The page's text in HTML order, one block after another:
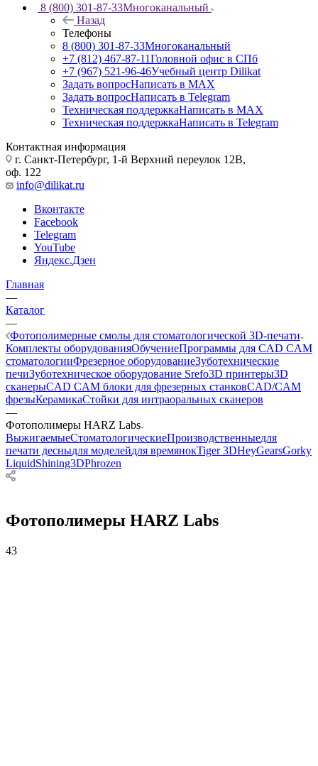
8 (800) 301-87-33Многоканальный
Назад
Телефоны
8 (800) 301-87-33Многоканальный
+7 (812) 467-87-11Головной офис в СПб
+7 (967) 521-96-46Учебный центр Dilikat
Задать вопросНаписать в MAX
Задать вопросНаписать в Telegram
Техническая поддержкаНаписать в MAX
Техническая поддержкаНаписать в Telegram
Контактная информация
г. Санкт-Петербург, 1-й Верхний переулок 12В,
оф. 122
info@dilikat.ru
Вконтакте
Facebook
Telegram
YouTube
Яндекс.Дзен
Главная
—
Каталог
—
Фотополимерные смолы для стоматологической 3D-печати
Комплекты оборудованияОбучениеПрограммы для CAD CAM
стоматологииФрезерное оборудованиеЗуботехнические
печиЗуботехническое оборудование Srefo3D принтеры3D
сканерыCAD CAM блоки для фрезерных станковCAD/CAM
фрезыКерамикаСтойки для интраоральных сканеров
—
Фотополимеры HARZ Labs
ВыжигаемыеСтоматологическиеПроизводственныедля
печати десныдля моделейдля времянокTiger 3DHeyGearsGorky
LiquidShining3DPhrozen
Фотополимеры HARZ Labs
43